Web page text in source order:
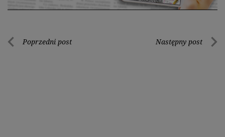
Nawigacja
Poprzedni post Następny post